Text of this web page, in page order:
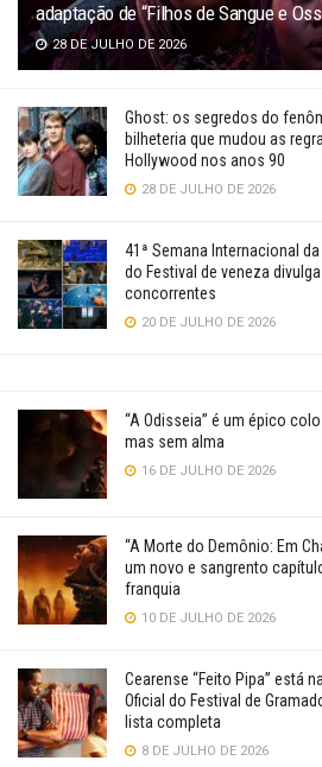
adaptação de “Filhos de Sangue e
28 DE JULHO DE 2026
Ghost: os segredos do
bilheteria que mudou as
Hollywood nos anos 90
28 DE JULHO DE 2026
41ª Semana Internacional
do Festival de veneza
concorrentes
20 DE JULHO DE 2026
“A Odisseia” é um épico
mas sem alma
16 DE JULHO DE 2026
“A Morte do Demônio: Em
um novo e sangrento
franquia
10 DE JULHO DE 2026
Cearense “Feito Pipa” está
Oficial do Festival de
lista completa
8 DE JULHO DE 2026